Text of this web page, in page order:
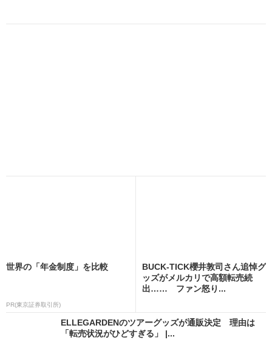
世界の「年金制度」を比較
PR(東京証券取引所)
BUCK-TICK櫻井敦司さん追悼グ
ッズがメルカリで高額転売続
出…… ファン怒り...
ELLEGARDENのツアーグッズが通販決定 理由は
「転売状況がひどすぎる」 |...